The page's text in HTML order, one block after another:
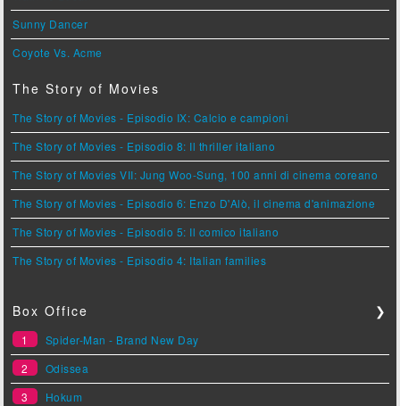
Sunny Dancer
Coyote Vs. Acme
The Story of Movies
The Story of Movies - Episodio IX: Calcio e campioni
The Story of Movies - Episodio 8: Il thriller italiano
The Story of Movies VII: Jung Woo-Sung, 100 anni di cinema coreano
The Story of Movies - Episodio 6: Enzo D'Alò, il cinema d'animazione
The Story of Movies - Episodio 5: Il comico italiano
The Story of Movies - Episodio 4: Italian families
Box Office ❯
1
Spider-Man - Brand New Day
2
Odissea
3
Hokum